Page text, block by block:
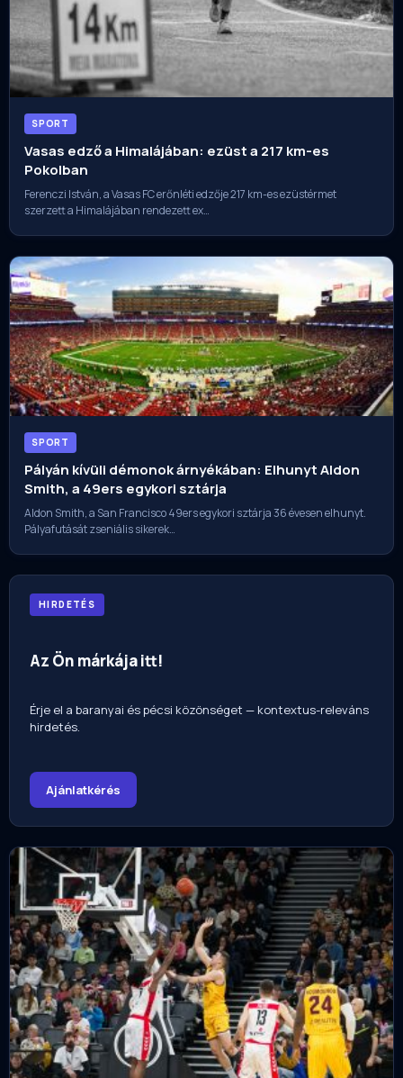
SPORT
Vasas edző a Himalájában: ezüst a 217 km-es
Pokolban
Ferenczi István, a Vasas FC erőnléti edzője 217 km-es ezüstérmet
szerzett a Himalájában rendezett ex…
SPORT
Pályán kívüli démonok árnyékában: Elhunyt Aldon
Smith, a 49ers egykori sztárja
Aldon Smith, a San Francisco 49ers egykori sztárja 36 évesen elhunyt.
Pályafutását zseniális sikerek…
HIRDETÉS
Az Ön márkája itt!
Érje el a baranyai és pécsi közönséget — kontextus-releváns
hirdetés.
Ajánlatkérés